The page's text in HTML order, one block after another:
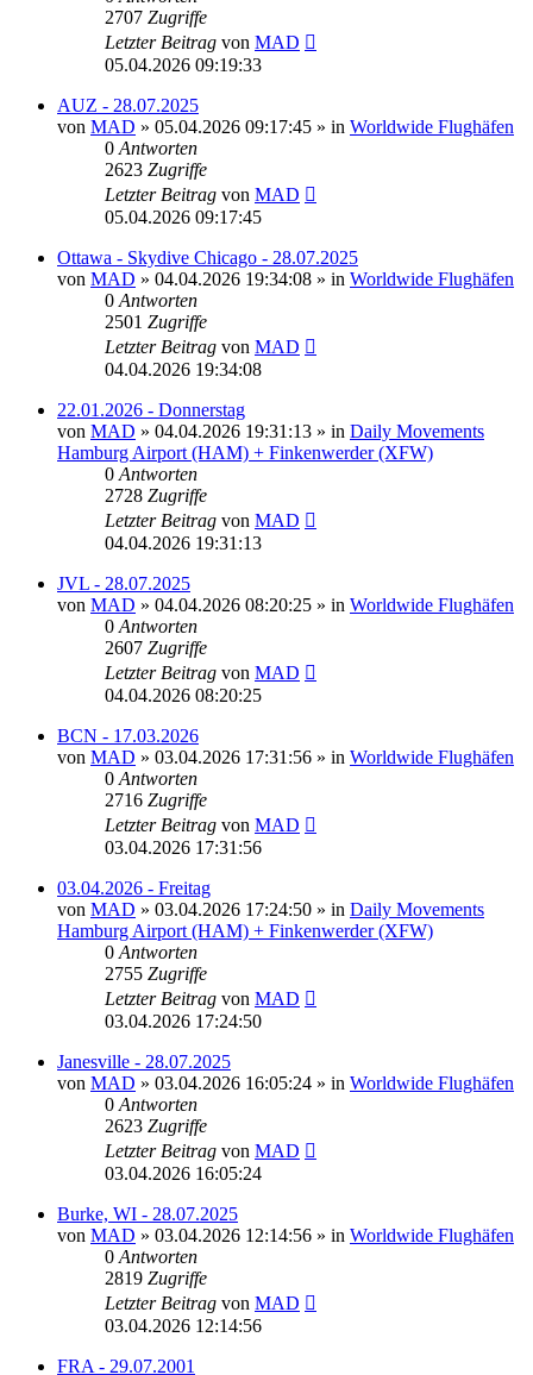
2707 Zugriffe
Letzter Beitrag von MAD
05.04.2026 09:19:33
AUZ - 28.07.2025
von MAD » 05.04.2026 09:17:45 » in Worldwide Flughäfen
0 Antworten
2623 Zugriffe
Letzter Beitrag von MAD
05.04.2026 09:17:45
Ottawa - Skydive Chicago - 28.07.2025
von MAD » 04.04.2026 19:34:08 » in Worldwide Flughäfen
0 Antworten
2501 Zugriffe
Letzter Beitrag von MAD
04.04.2026 19:34:08
22.01.2026 - Donnerstag
von MAD » 04.04.2026 19:31:13 » in Daily Movements
Hamburg Airport (HAM) + Finkenwerder (XFW)
0 Antworten
2728 Zugriffe
Letzter Beitrag von MAD
04.04.2026 19:31:13
JVL - 28.07.2025
von MAD » 04.04.2026 08:20:25 » in Worldwide Flughäfen
0 Antworten
2607 Zugriffe
Letzter Beitrag von MAD
04.04.2026 08:20:25
BCN - 17.03.2026
von MAD » 03.04.2026 17:31:56 » in Worldwide Flughäfen
0 Antworten
2716 Zugriffe
Letzter Beitrag von MAD
03.04.2026 17:31:56
03.04.2026 - Freitag
von MAD » 03.04.2026 17:24:50 » in Daily Movements
Hamburg Airport (HAM) + Finkenwerder (XFW)
0 Antworten
2755 Zugriffe
Letzter Beitrag von MAD
03.04.2026 17:24:50
Janesville - 28.07.2025
von MAD » 03.04.2026 16:05:24 » in Worldwide Flughäfen
0 Antworten
2623 Zugriffe
Letzter Beitrag von MAD
03.04.2026 16:05:24
Burke, WI - 28.07.2025
von MAD » 03.04.2026 12:14:56 » in Worldwide Flughäfen
0 Antworten
2819 Zugriffe
Letzter Beitrag von MAD
03.04.2026 12:14:56
FRA - 29.07.2001